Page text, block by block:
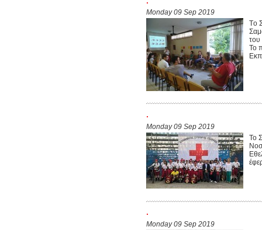
Monday 09 Sep 2019
Tο
Το
.
Monday 09 Sep 2019
Το
.
Monday 09 Sep 2019